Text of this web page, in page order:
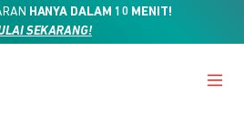
HANYA DALAM 10 MENIT!
SEKARANG!